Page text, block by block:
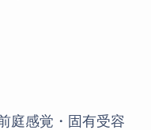
庭感覚・固有受容